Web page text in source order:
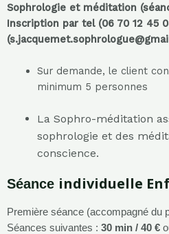
Sophrologie et méditation
Inscription par tel (06 70 12 45
Sur demande, le client
minimum 5 personnes
La Sophro-méditation
sophrologie et des
conscience.
Séance individuelle
Première séance (accompagné du
Séances suivantes : 30 min / 40 €